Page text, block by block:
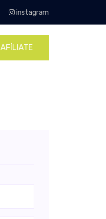
instagram
AFÍLIATE